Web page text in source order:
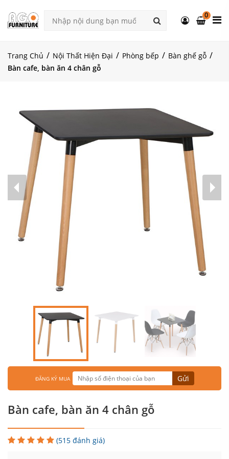
0
Trang Chủ Nội Thất Hiện Đại Phòng bếp
Bàn ghế gỗ
Bàn cafe, bàn ăn 4 chân gỗ
ĐĂNG KÝ MUA Gửi
Bàn cafe, bàn ăn 4 chân gỗ
(515 đánh giá)